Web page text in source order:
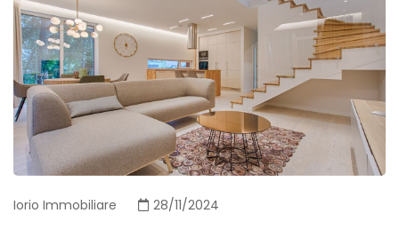
Iorio Immobiliare 28/11/2024